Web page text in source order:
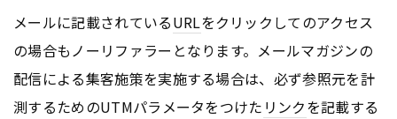
メールに記載されているURLをクリックしてのアクセス
の場合もノーリファラーとなります。メールマガジンの
配信による集客施策を実施する場合は、必ず参照元を計
測するためのUTMパラメータをつけた リンクを記載する